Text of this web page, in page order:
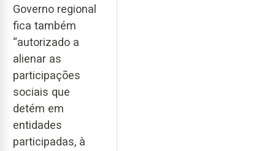
Governo regional
fica também
“autorizado a
alienar as
participações
sociais que
detém em
entidades
participadas, à